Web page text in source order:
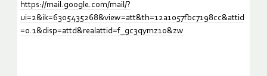
https://mail.google.com/mail/?
ui=2&ik=6305435268&view=att&th=12a1057fbc7198cc&attid
=0.1&disp=attd&realattid=f_gc3qymz10&zw